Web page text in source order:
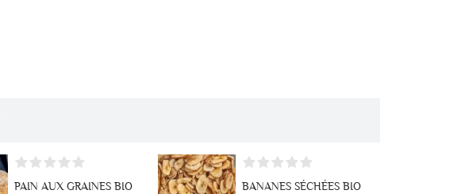
PAIN AUX GRAINES BIO
BANANES SÉCHÉES BIO